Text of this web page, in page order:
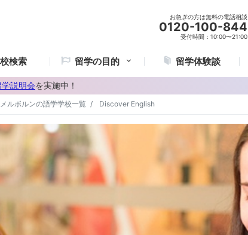
お急ぎの方は無料の電話相談
0120-100-844
受付時間：10:00〜21:00
検索 留学の目的 留学体験談
説明会を実施中！
メルボルンの語学学校一覧 Discover English